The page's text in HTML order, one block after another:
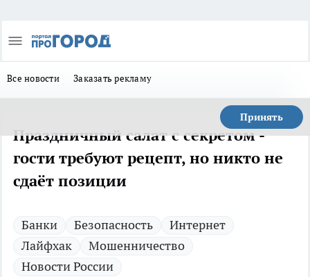
Все новости Заказать рекламу
Принять
Праздничный салат с секретом -
гости требуют рецепт, но никто не
сдаёт позиции
Банки Безопасность
Интернет
Лайфхак
Мошенничество
Новости России